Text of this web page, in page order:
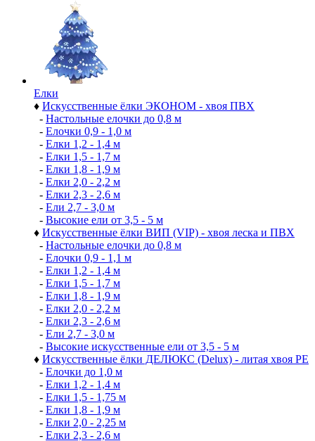
Елки
♦ Искусственные ёлки ЭКОНОМ - хвоя ПВХ
- Настольные елочки до 0,8 м
- Елочки 0,9 - 1,0 м
- Елки 1,2 - 1,4 м
- Елки 1,5 - 1,7 м
- Елки 1,8 - 1,9 м
- Елки 2,0 - 2,2 м
- Елки 2,3 - 2,6 м
- Ели 2,7 - 3,0 м
- Высокие ели от 3,5 - 5 м
♦ Искусственные ёлки ВИП (VIP) - хвоя леска и ПВХ
- Настольные елочки до 0,8 м
- Елочки 0,9 - 1,1 м
- Елки 1,2 - 1,4 м
- Елки 1,5 - 1,7 м
- Елки 1,8 - 1,9 м
- Елки 2,0 - 2,2 м
- Елки 2,3 - 2,6 м
- Ели 2,7 - 3,0 м
- Высокие искусственные ели от 3,5 - 5 м
♦ Искусственные ёлки ДЕЛЮКС (Delux) - литая хвоя РЕ
- Елочки до 1,0 м
- Елки 1,2 - 1,4 м
- Елки 1,5 - 1,75 м
- Елки 1,8 - 1,9 м
- Елки 2,0 - 2,25 м
- Елки 2,3 - 2,6 м